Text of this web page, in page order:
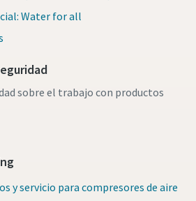
Water for all
sobre el trabajo con productos
y servicio para compresores de aire